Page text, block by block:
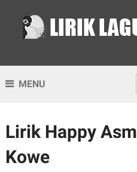
MENU
Lirik Happy
Kowe